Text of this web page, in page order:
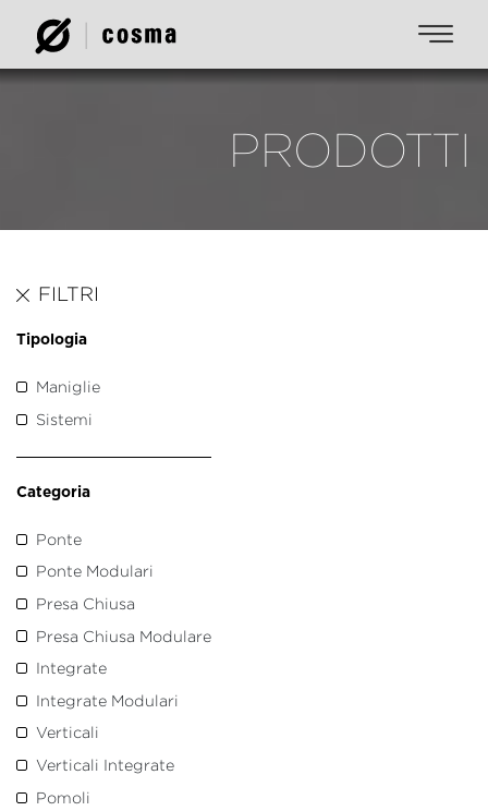
PRODOTTI
FILTRI
Tipologia
Maniglie
Sistemi
Categoria
Ponte
Ponte Modulari
Presa Chiusa
Presa Chiusa Modulare
Integrate
Integrate Modulari
Verticali
Verticali Integrate
Pomoli